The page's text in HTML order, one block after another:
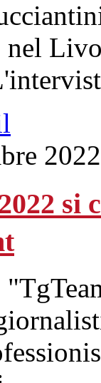
si